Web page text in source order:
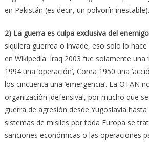
en Pakistán (es decir, un polvorín inestable).
2) La guerra es culpa exclusiva del
siquiera guerrea o invade, eso solo lo hace
en Wikipedia: Iraq 2003 fue solamente una
1994 una ‘operación’, Corea 1950 una
los cincuenta una ’emergencia’. La OTAN
organización ¡defensiva!, por mucho que
guerra de agresión desde Yugoslavia
sistemas de misiles por toda Europa se
sanciones económicas o las operaciones